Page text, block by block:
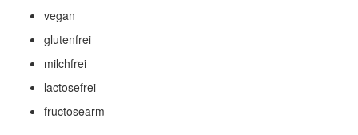
vegan
glutenfrei
milchfrei
lactosefrei
fructosearm